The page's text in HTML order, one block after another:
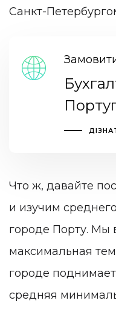
Санкт-
Что ж, давайте
и изучим
городе Порту. Мы
максимальная
городе
средняя